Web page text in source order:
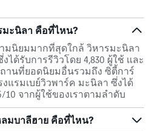
มะนิลา คือที่ไหน?
มนิยมมากที่สุดใกล้ วิหารมะนิลา
ได้รับการรีวิวโดย 4,830 ผู้ใช้ และ
านที่ยอดนิยมอื่นรวมถึง ซิตี้การ์
แรมเบย์วิวพาร์ค มะนิลา ซึ่งได้
จากผู้ใช้ของเราตามลำดับ
ลมบาลีฮาย คือที่ไหน?